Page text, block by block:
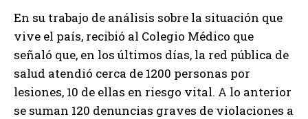
En su trabajo de análisis sobre la situación que
vive el país, recibió al Colegio Médico que
señaló que, en los últimos días, la red pública de
salud atendió cerca de 1200 personas por
lesiones, 10 de ellas en riesgo vital. A lo anterior
se suman 120 denuncias graves de violaciones a